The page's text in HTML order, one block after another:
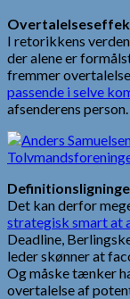
I retorikkens
der alene er
fremmer
passende i selve
afsenderens person.
Det kan derfor
strategisk smart at
Deadline,
leder skønner at
Og måske tænker
overtalelse af